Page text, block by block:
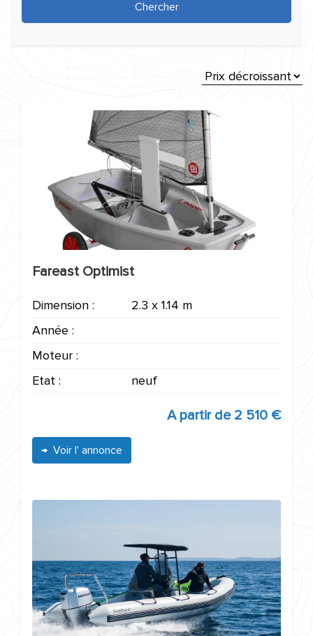
Chercher
Fareast Optimist
Dimension :
2.3 x 1.14 m
Année :
Moteur :
Etat :
neuf
A partir de2 510 €
Voir l' annonce